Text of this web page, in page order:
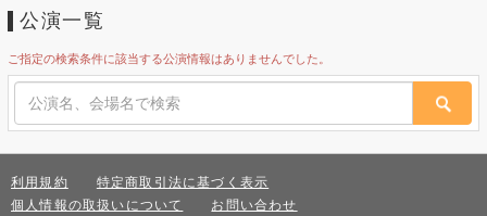
公演一覧
ご指定の検索条件に該当する公演情報はありませんでした。
利用規約
特定商取引法に基づく表示
個人情報の取扱いについて
お問い合わせ